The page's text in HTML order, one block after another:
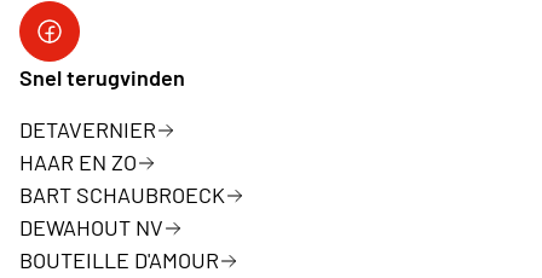
Facebookpagina Neos Tielt
Snel terugvinden
DETAVERNIER
HAAR EN ZO
BART SCHAUBROECK
DEWAHOUT NV
BOUTEILLE D'AMOUR